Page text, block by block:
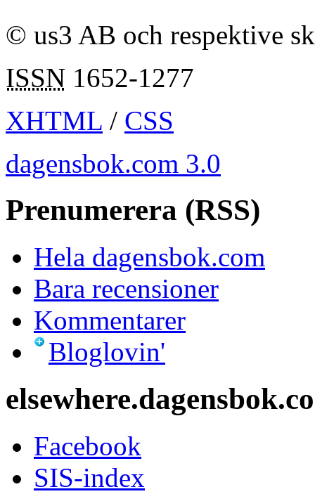
© us3 AB och respektive
ISSN 1652-1277
XHTML / CSS
dagensbok.com 3.0
Prenumerera (RSS)
Hela dagensbok.com
Bara recensioner
Kommentarer
Bloglovin'
Facebook
SIS-index